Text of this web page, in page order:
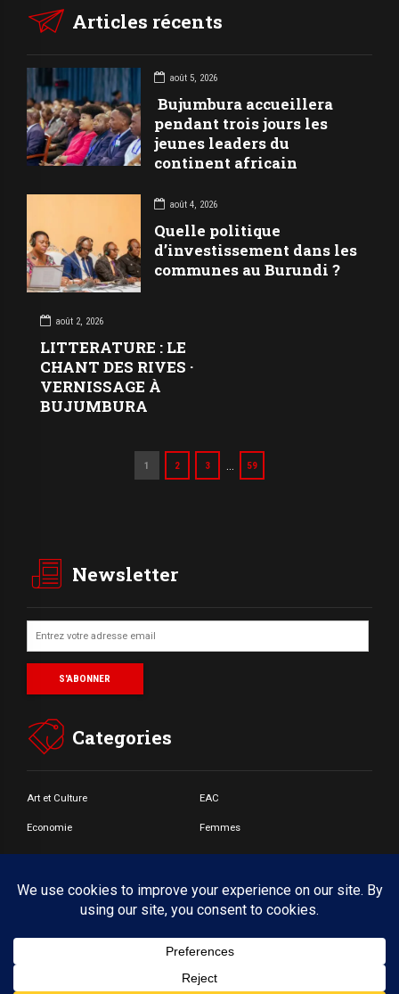
Articles récents
août 5, 2026
Bujumbura accueillera
pendant trois jours les
jeunes leaders du
continent africain
août 4, 2026
Quelle politique
d’investissement dans les
communes au Burundi ?
août 2, 2026
LITTERATURE : LE
CHANT DES RIVES ·
VERNISSAGE À
BUJUMBURA
1 2 3 59
Newsletter
Categories
Art et Culture EAC
Economie Femmes
Jeunes Santé
Societé
© Copyright by BoldThemes 2017. All rights reserved.